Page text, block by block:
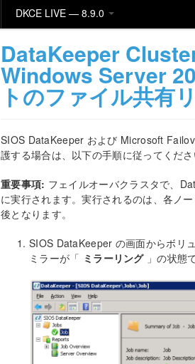
DKCE LIVE — 8.9.0
DataKeeper
Windows Server
トのファイル共有
SIOS DataKeeper および Microsoft
護する場合は、以下の手順に従ってくださ
重要事項: フェイルオーバクラスタで、
に実行されます。実行されるのは、各ノ
後となります。
SIOS DataKeeper の画面からボリ
ミラーが「 ミラーリング」の状態